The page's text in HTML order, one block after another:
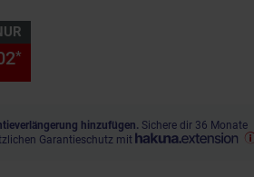
*
hinzufügen. Sichere dir 36 Monate
Garantieschutz mit